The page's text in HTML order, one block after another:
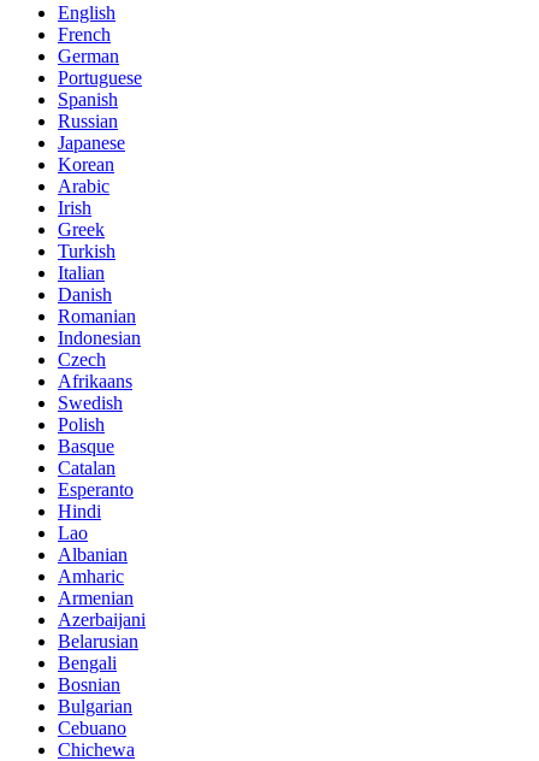
English
French
German
Portuguese
Spanish
Russian
Japanese
Korean
Arabic
Irish
Greek
Turkish
Italian
Danish
Romanian
Indonesian
Czech
Afrikaans
Swedish
Polish
Basque
Catalan
Esperanto
Hindi
Lao
Albanian
Amharic
Armenian
Azerbaijani
Belarusian
Bengali
Bosnian
Bulgarian
Cebuano
Chichewa